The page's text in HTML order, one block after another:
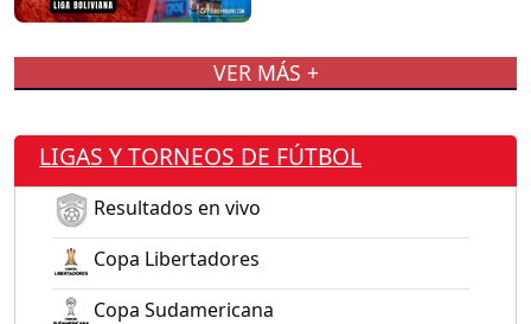
VER MÁS +
LIGAS Y TORNEOS DE FÚTBOL
Resultados en vivo
Copa Libertadores
Copa Sudamericana